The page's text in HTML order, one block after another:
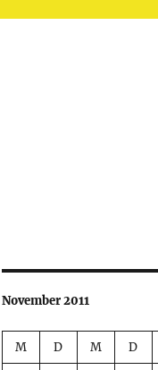
November 2011
M D M D